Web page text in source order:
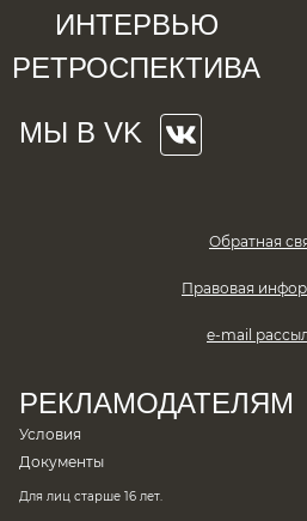
ИНТЕРВЬЮ
РЕТРОСПЕКТИВА
МЫ В VK
РЕКЛАМОДАТЕЛЯМ
Условия
Документы
Обратная
Правовая
e-mail
Для лиц старше 16 лет.